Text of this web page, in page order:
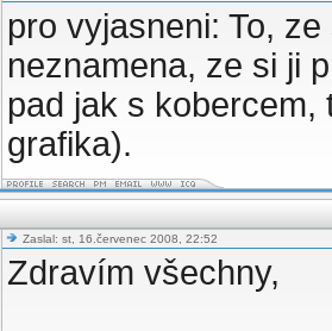
pro vyjasneni: To,
neznamena, ze si ji
pad jak s
grafika).
Zaslal: st, 16.červenec 2008, 22:52
Zdravím všechny,